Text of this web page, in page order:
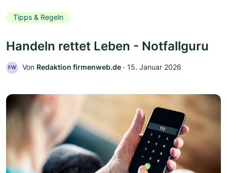
Tipps & Regeln
Handeln rettet Leben - Notfallguru
FW Von Redaktion firmenweb.de ‧ 15. Januar 2026